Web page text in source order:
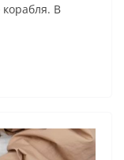
корабля. В